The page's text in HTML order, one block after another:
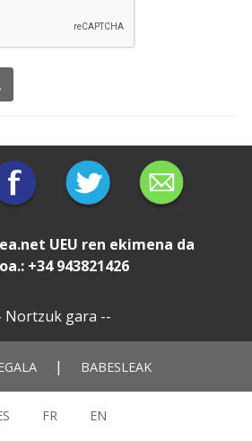
UEU ren ekimena da
+34 943821426
Nortzuk gara --
| BABESLEAK
FR EN